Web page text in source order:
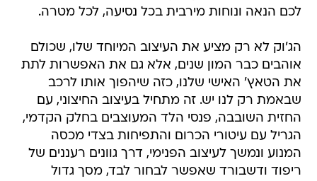
לכם הנאה ונוחות מירבית בכל נסיעה, לכל מטרה.
הג'וק לא רק מציע את העיצוב המיוחד שלו, שכולם
אוהבים כבר המון שנים, אלא גם את האפשרות לתת
את הטאץ' האישי שלנו, כזה שיהפוך אותו לרכב
שבאמת רק לנו יש. זה מתחיל בעיצוב החיצוני, עם
החזית השובבה, פנסי הלד המעוצבים בחלק הקדמי,
הגריל עם עיטורי הכרום והתפיחות בצדי מכסה
המנוע ונמשך לעיצוב הפנימי, דרך גוונים רעננים של
ריפוד ודשבורד שאפשר לבחור לבד, מסך גדול